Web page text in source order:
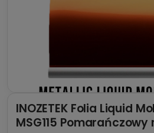
INOZETEK Folia Liquid
MSG115